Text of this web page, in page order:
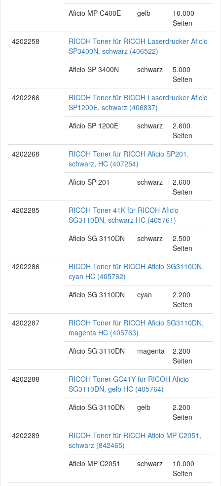
Aficio MP C400E
gelb
10.000
Seiten
4202258
RICOH Toner für RICOH Laserdrucker Aficio
SP3400N, schwarz (406522)
Aficio SP 3400N
schwarz
5.000
Seiten
4202266
RICOH Toner für RICOH Laserdrucker Aficio
SP1200E, schwarz (406837)
Aficio SP 1200E
schwarz
2.600
Seiten
4202268
RICOH Toner für RICOH Aficio SP201,
schwarz, HC (407254)
Aficio SP 201
schwarz
2.600
Seiten
4202285
RICOH Toner 41K für RICOH Aficio
SG3110DN, schwarz HC (405761)
Aficio SG 3110DN
schwarz
2.500
Seiten
4202286
RICOH Toner für RICOH Aficio SG3110DN,
cyan HC (405762)
Aficio SG 3110DN
cyan
2.200
Seiten
4202287
RICOH Toner für RICOH Aficio SG3110DN,
magenta HC (405763)
Aficio SG 3110DN
magenta
2.200
Seiten
4202288
RICOH Toner GC41Y für RICOH Aficio
SG3110DN, gelb HC (405764)
Aficio SG 3110DN
gelb
2.200
Seiten
4202289
RICOH Toner für RICOH Aficio MP C2051,
schwarz (842465)
Aficio MP C2051
schwarz
10.000
Seiten